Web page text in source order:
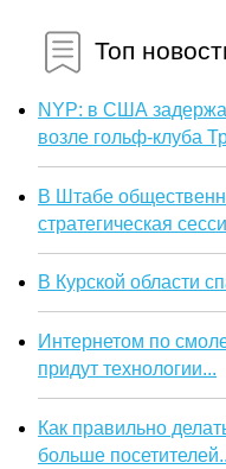
Топ
NYP: в США
возле гольф-клуба
В Штабе
стратегическая
В Курской области
Интернетом по
придут технологии...
Как правильно
больше